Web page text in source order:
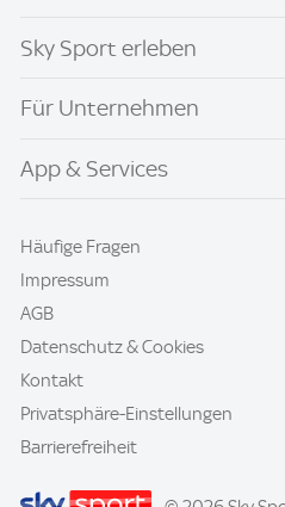
Sky Sport erleben
Für Unternehmen
App & Services
Häufige Fragen
Impressum
AGB
Datenschutz & Cookies
Kontakt
Privatsphäre-Einstellungen
Barrierefreiheit